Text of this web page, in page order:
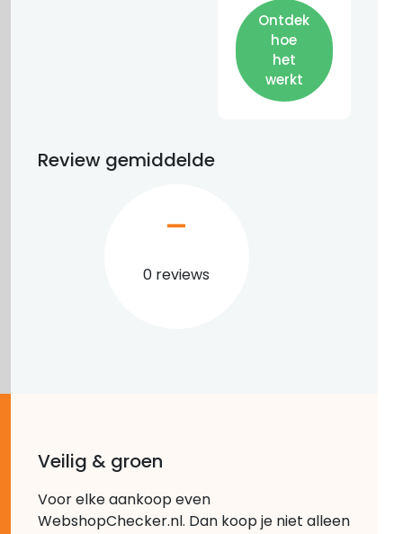
Ontdek
hoe
het
werkt
Review gemiddelde
0 reviews
–
Veilig & groen
Voor elke aankoop even
WebshopChecker.nl. Dan koop je niet alleen